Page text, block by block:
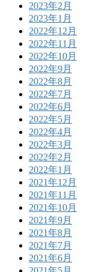
2023年2月
2023年1月
2022年12月
2022年11月
2022年10月
2022年9月
2022年8月
2022年7月
2022年6月
2022年5月
2022年4月
2022年3月
2022年2月
2022年1月
2021年12月
2021年11月
2021年10月
2021年9月
2021年8月
2021年7月
2021年6月